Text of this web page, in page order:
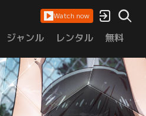
Watch now
ジャンル レンタル 無料